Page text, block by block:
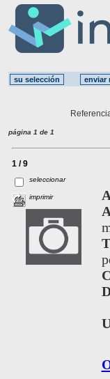
página 1 de 1
1 / 9
seleccionar
imprimir